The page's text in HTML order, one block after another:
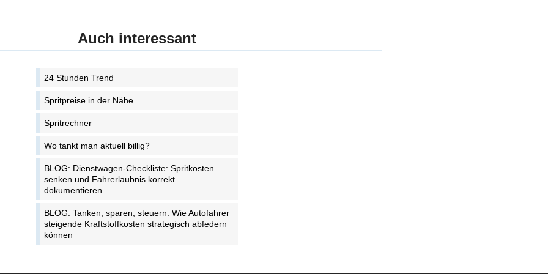
Auch interessant
24 Stunden Trend
Spritpreise in der Nähe
Spritrechner
Wo tankt man aktuell billig?
BLOG: Dienstwagen-Checkliste: Spritkosten
senken und Fahrerlaubnis korrekt
dokumentieren
BLOG: Tanken, sparen, steuern: Wie Autofahrer
steigende Kraftstoffkosten strategisch abfedern
können